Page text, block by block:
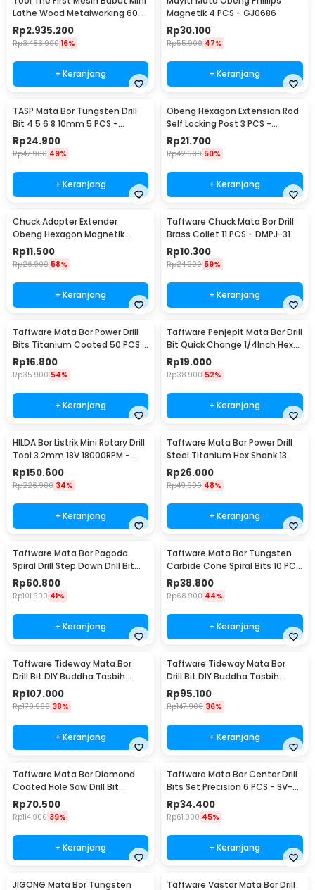
Lathe Wood Metalworking 60W
- TZ20002MG
Rp2.935.200
Rp3.483.900 16%
+ Keranjang
Magnetik 4 PCS - GJ0686
Rp30.100
Rp55.900 47%
+ Keranjang
TASP Mata Bor Tungsten Drill
Bit 4 5 6 8 10mm 5 PCS -
MGDK002
Rp24.900
Rp47.900 49%
+ Keranjang
Obeng Hexagon Extension Rod
Self Locking Post 3 PCS -
HT43401-3P
Rp21.700
Rp42.900 50%
+ Keranjang
Chuck Adapter Extender
Obeng Hexagon Magnetik
Shank 1/4 Inch
Rp11.500
Rp26.900 58%
+ Keranjang
Taffware Chuck Mata Bor Drill
Brass Collet 11 PCS - DMPJ-31
Rp10.300
Rp24.900 59%
+ Keranjang
Taffware Mata Bor Power Drill
Bits Titanium Coated 50 PCS -
DW1361
Rp16.800
Rp35.900 54%
+ Keranjang
Taffware Penjepit Mata Bor Drill
Bit Quick Change 1/4Inch Hex
Shank - 2054A
Rp19.000
Rp38.900 52%
+ Keranjang
HILDA Bor Listrik Mini Rotary Drill
Tool 3.2mm 18V 18000RPM -
JD5202
Rp150.600
Rp226.900 34%
+ Keranjang
Taffware Mata Bor Power Drill
Steel Titanium Hex Shank 13
PCS - SV-VDB13
Rp26.000
Rp49.900 48%
+ Keranjang
Taffware Mata Bor Pagoda
Spiral Drill Step Down Drill Bit
Tipe 2 5 PCS - BIHH463A
Rp60.800
Rp101.900 41%
+ Keranjang
Taffware Mata Bor Tungsten
Carbide Cone Spiral Bits 10 PCS
- GJ0106
Rp38.800
Rp68.900 44%
+ Keranjang
Taffware Tideway Mata Bor
Drill Bit DIY Buddha Tasbih
Beads 2mm 2 PCS 8mm
Rp107.000
Rp170.900 38%
+ Keranjang
Taffware Tideway Mata Bor
Drill Bit DIY Buddha Tasbih
Beads 2mm 2 PCS 12mm
Rp95.100
Rp147.900 36%
+ Keranjang
Taffware Mata Bor Diamond
Coated Hole Saw Drill Bit
6mm-50mm 15 PCS - GJ0105
Rp70.500
Rp114.900 39%
+ Keranjang
Taffware Mata Bor Center Drill
Bits Set Precision 6 PCS - SV-
VDB25
Rp34.400
Rp61.900 45%
+ Keranjang
JIGONG Mata Bor Tungsten
Taffware Vastar Mata Bor Drill